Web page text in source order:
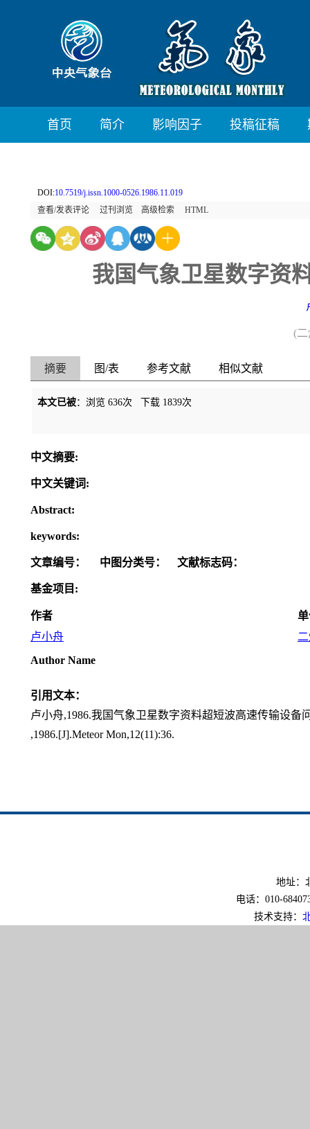
首页 简介 影响因子 投稿征稿
DOI:10.7519/j.issn.1000-0526.1986.11.019
查看/发表评论
过刊浏览 高级检索 HTML
我国气象卫星数字资
(
摘要 图/表 参考文献 相似文献
本文已被：浏览 636次 下载 1839次
中文摘要:
中文关键词:
Abstract:
keywords:
文章编号： 中图分类号： 文献标志码：
基金项目:
作者
卢小舟
Author Name
引用文本：
卢小舟,1986.我国气象卫星数字资料超短波高速传输设备
,1986.[J].Meteor Mon,12(11):36.
地址：
电话：010-
技术支持：